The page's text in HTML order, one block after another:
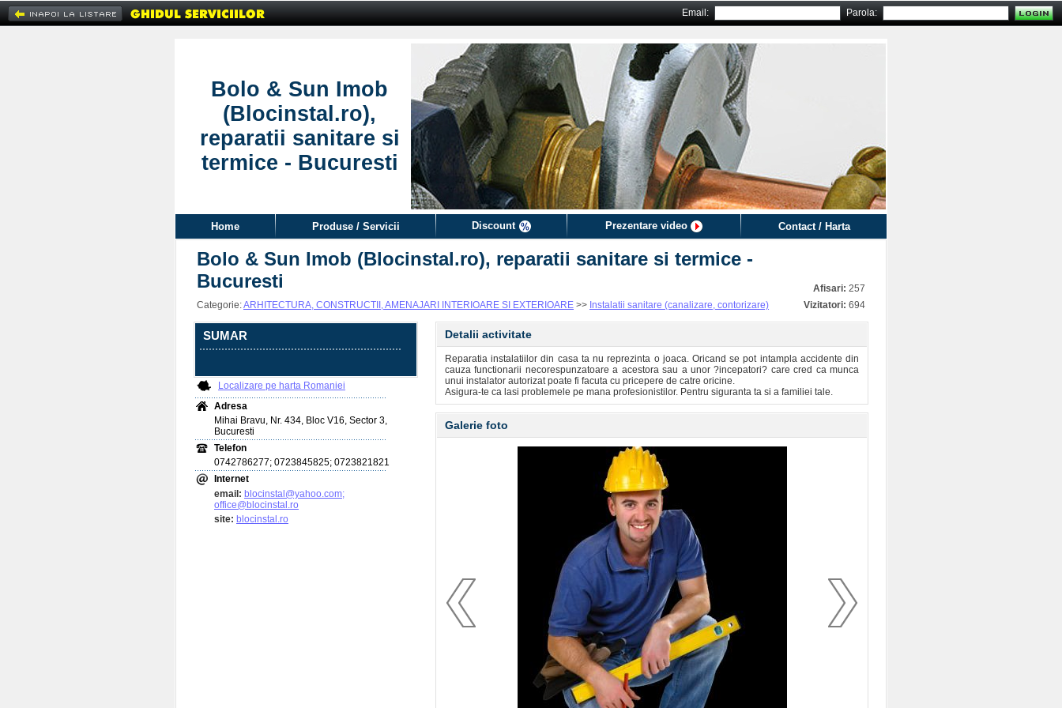
Bolo & Sun Imob
(Blocinstal.ro),
reparatii sanitare si
termice - Bucuresti
Home Produse / Servicii Discount Prezentare video Contact / Harta
Bolo & Sun Imob (Blocinstal.ro), reparatii sanitare si termice -
Bucuresti
Afisari: 257
Categorie:ARHITECTURA, CONSTRUCTII, AMENAJARI INTERIOARE SI EXTERIOARE >> Instalatii sanitare (canalizare, contorizare) Vizitatori: 694
SUMAR
Localizare pe harta Romaniei
Adresa
Mihai Bravu, Nr. 434, Bloc V16, Sector 3,
Bucuresti
Telefon
0742786277; 0723845825; 0723821821
Internet
email: blocinstal@yahoo.com;
office@blocinstal.ro
site: blocinstal.ro
Detalii activitate
Reparatia instalatiilor din casa ta nu reprezinta o joaca. Oricand se pot intampla accidente din
cauza functionarii necorespunzatoare a acestora sau a unor ?incepatori? care cred ca munca
unui instalator autorizat poate fi facuta cu pricepere de catre oricine.
Asigura-te ca lasi problemele pe mana profesionistilor. Pentru siguranta ta si a familiei tale.
Galerie foto
Email: Parola: